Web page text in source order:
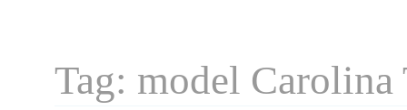
Tag: model Carolina